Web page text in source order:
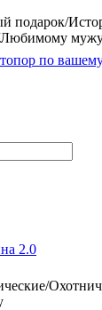
подарок/
Любимому
по